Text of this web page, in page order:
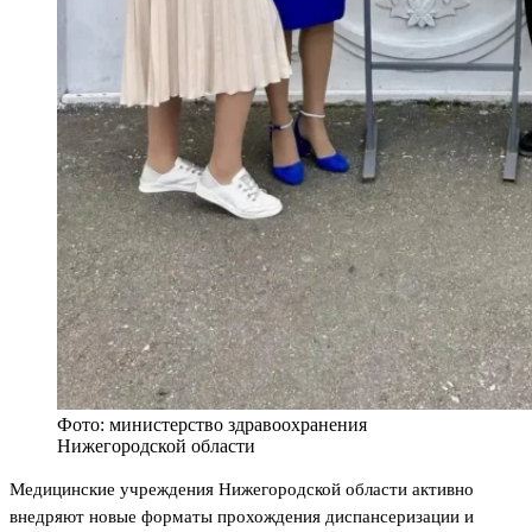
Фото: министерство здравоохранения
Нижегородской области
Медицинские учреждения Нижегородской области активно
внедряют новые форматы прохождения диспансеризации и